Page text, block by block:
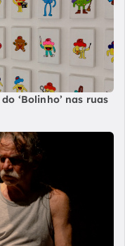
‘Bolinho’ nas ruas